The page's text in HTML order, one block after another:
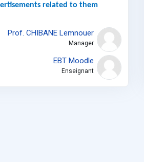
related to them
Prof. CHIBANE Lemnouer
Manager
EBT Moodle
Enseignant